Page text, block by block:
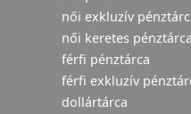
női exkluzív
női keretes pénztárca
férfi pénztárca
férfi exkluzív
dollártárca